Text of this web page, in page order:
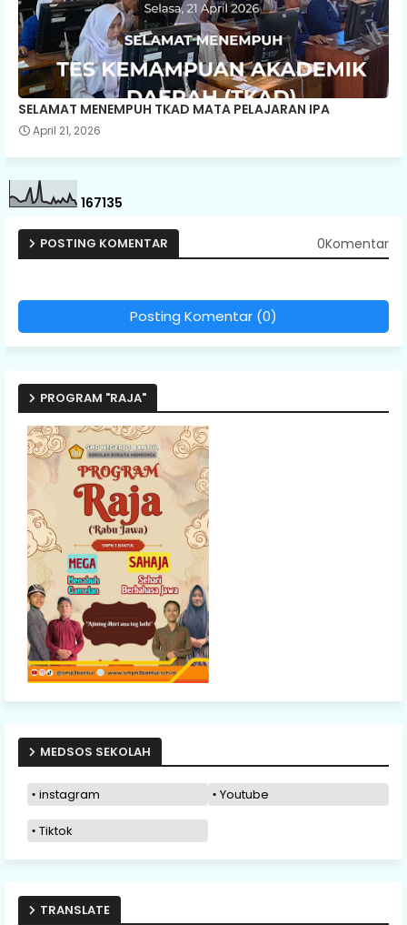
SELAMAT MENEMPUH TKAD MATA PELAJARAN IPA
April 21, 2026
167135
POSTING KOMENTAR 0Komentar
Posting Komentar (0)
PROGRAM "RAJA"
MEDSOS SEKOLAH
instagram Youtube
Tiktok
TRANSLATE